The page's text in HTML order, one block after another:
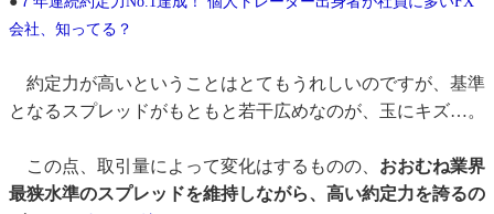
会社、知ってる？
約定力が高いということはとてもうれしいのですが、基準
となるスプレッドがもともと若干広めなのが、玉にキズ…。
この点、取引量によって変化はするものの、 おおむね業界
最狭水準のスプレッドを維持しながら、高い約定力を誇るの